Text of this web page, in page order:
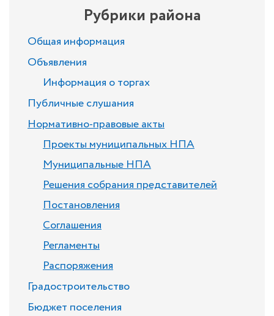
Рубрики района
Общая информация
Объявления
Информация о торгах
Публичные слушания
Нормативно-правовые акты
Проекты муниципальных НПА
Муниципальные НПА
Решения собрания представителей
Постановления
Соглашения
Регламенты
Распоряжения
Градостроительство
Бюджет поселения